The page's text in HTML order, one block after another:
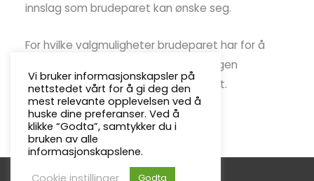
innslag som brudeparet kan ønske seg.
For hvilke valgmuligheter brudeparet har for å
være med og utforme utforme sin egen
seremoni, kontakt Menighetskontoret.
Vi bruker informasjonskapsler på
nettstedet vårt for å gi deg den
mest relevante opplevelsen ved å
huske dine preferanser. Ved å
klikke “Godta”, samtykker du i
bruken av alle
informasjonskapslene.
Cookie instillinger
Godta